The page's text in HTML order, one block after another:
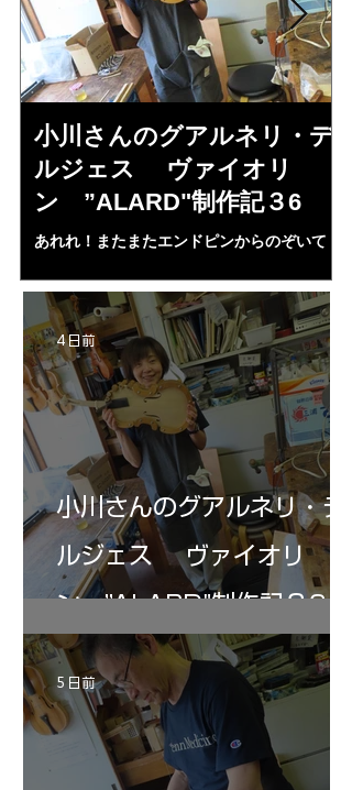
小川さんのグアルネリ・デ
ルジェス ヴァイオリ
ン ”ALARD"制作記３6
あれれ！またまたエンドピンからのぞいて
ペーパー１００゜で徹底して削る。やっと光
が消えた。にかわで再度閉じる。消えた――
の小川さんの笑顔が満開となる・・。いよい
よ来週からニス塗りか？
小川さんのグアルネリ・デ
ルジェス ヴァイオリ
ン ”ALARD"制作記３6
4 日前
5 日前